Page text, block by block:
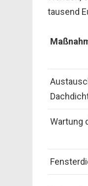
tausend
Wartung